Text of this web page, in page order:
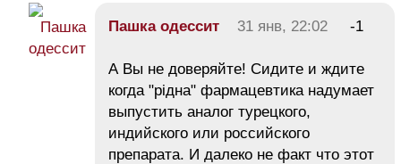
Пашка одессит 31 янв, 22:02 -1
А Вы не доверяйте! Сидите и ждите
когда "рiдна" фармацевтика надумает
выпустить аналог турецкого,
индийского или российского
препарата. И далеко не факт что этот